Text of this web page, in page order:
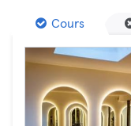
Cours